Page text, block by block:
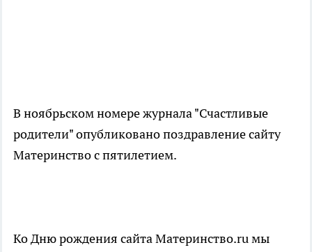
В ноябрьском номере журнала "Счастливые
родители" опубликовано поздравление сайту
Материнство с пятилетием.
Ко Дню рождения сайта Материнство.ru мы